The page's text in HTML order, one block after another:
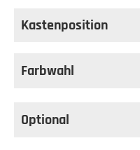
Kastenposition
Farbwahl
Optional